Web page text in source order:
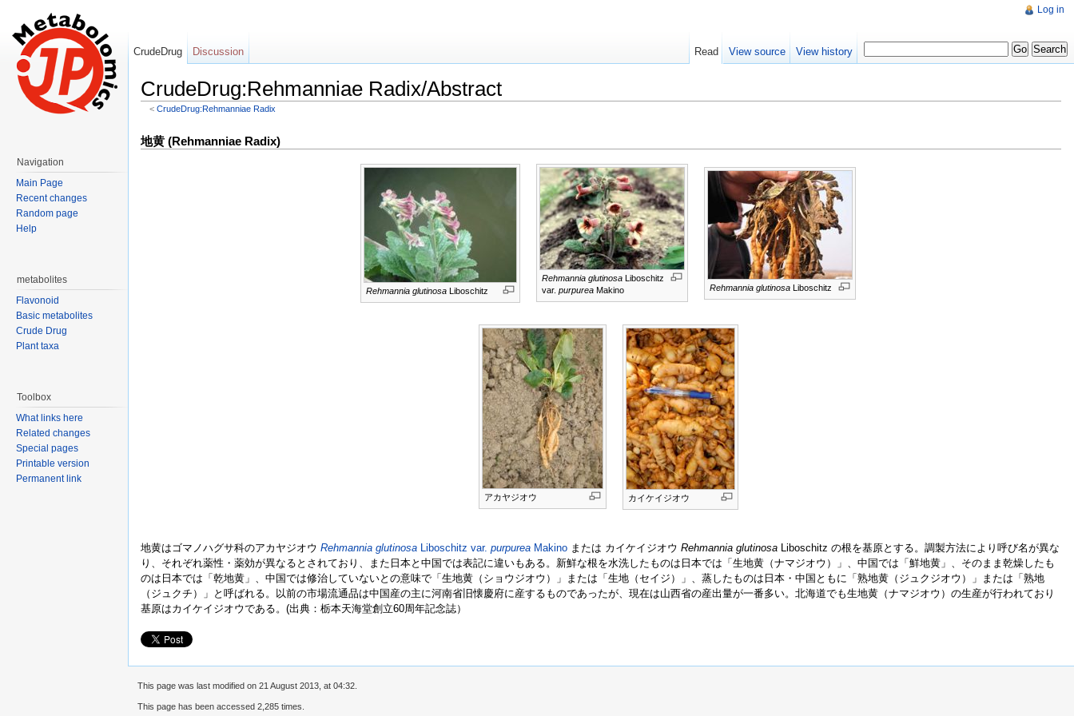
CrudeDrug:Rehmanniae Radix/Abstract
< CrudeDrug:Rehmanniae Radix
地黄 (Rehmanniae Radix)
Rehmannia glutinosa Liboschitz
Rehmannia glutinosa Liboschitz
var. purpurea Makino Rehmannia glutinosa Liboschitz
アカヤジオウ カイケイジオウ
地黄はゴマノハグサ科のアカヤジオウ Rehmannia glutinosa Liboschitz var. purpurea Makino または カイケイジオウ Rehmannia glutinosa Liboschitz の根を基原とする。調製方法により呼び名が異な
り、それぞれ薬性・薬効が異なるとされており、また日本と中国では表記に違いもある。新鮮な根を水洗したものは日本では「生地黄（ナマジオウ）」、中国では「鮮地黄」、そのまま乾燥したも
のは日本では「乾地黄」、中国では修治していないとの意味で「生地黄（ショウジオウ）」または「生地（セイジ）」、蒸したものは日本・中国ともに「熟地黄（ジュクジオウ）」または「熟地
（ジュクチ）」と呼ばれる。以前の市場流通品は中国産の主に河南省旧懐慶府に産するものであったが、現在は山西省の産出量が一番多い。北海道でも生地黄（ナマジオウ）の生産が行われており
基原はカイケイジオウである。(出典：栃本天海堂創立60周年記念誌）
Log in
CrudeDrug Discussion Read View source View history
Navigation
Main Page
Recent changes
Random page
Help
metabolites
Flavonoid
Basic metabolites
Crude Drug
Plant taxa
Toolbox
What links here
Related changes
Special pages
Printable version
Permanent link
This page was last modified on 21 August 2013, at 04:32.
This page has been accessed 2,285 times.